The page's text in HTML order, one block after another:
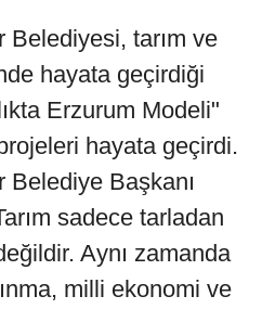
tarım ve
hayata geçirdiği
Erzurum Modeli"
hayata geçirdi.
Başkanı
sadece tarladan
Aynı zamanda
milli ekonomi ve